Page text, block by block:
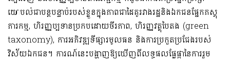
យោបល់ជាបន្តបន្ទាប់របស់ខ្លួនក្នុងភាពជាដៃគូរវាងរដ្ឋនិងឯកជនផ្នែកភស្តុ
ភារកម្ម, ហិរញ្ញប្បទានប្រកបដោយចីរភាព, ហិរញ្ញវត្ថុបៃតង (green
taxonomy), ការអភិវឌ្ឍទីផ្សារមូលធន និងការប្រកួតប្រជែងរបស់
វិស័យឯកជន។ ការណ៍នេះបង្ហាញឱ្យឃើញពីលទ្ធផលផ្លែផ្កានៃការរួម